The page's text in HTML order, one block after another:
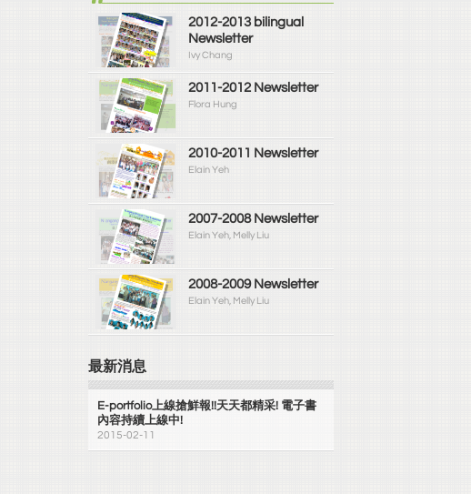
2012-2013 bilingual
Newsletter
Ivy Chang
2011-2012 Newsletter
Flora Hung
2010-2011 Newsletter
Elain Yeh
2007-2008 Newsletter
Elain Yeh, Melly Liu
2008-2009 Newsletter
Elain Yeh, Melly Liu
最新消息
E-portfolio上線搶鮮報!!天天都精采! 電子書
內容持續上線中!
2015-02-11